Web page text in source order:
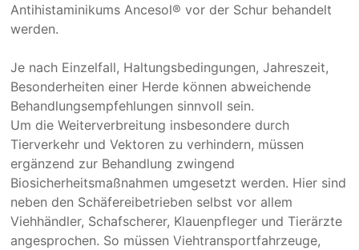
Antihistaminikums Ancesol® vor der Schur behandelt
werden.
Je nach Einzelfall, Haltungsbedingungen, Jahreszeit,
Besonderheiten einer Herde können abweichende
Behandlungsempfehlungen sinnvoll sein.
Um die Weiterverbreitung insbesondere durch
Tierverkehr und Vektoren zu verhindern, müssen
ergänzend zur Behandlung zwingend
Biosicherheitsmaßnahmen umgesetzt werden. Hier sind
neben den Schäfereibetrieben selbst vor allem
Viehhändler, Schafscherer, Klauenpfleger und Tierärzte
angesprochen. So müssen Viehtransportfahrzeuge,